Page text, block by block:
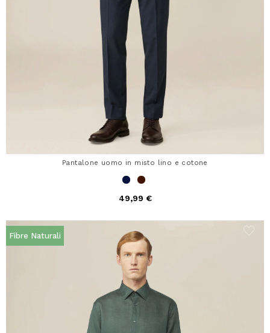
Pantalone uomo in misto lino e cotone
49,99 €
Fibre Naturali